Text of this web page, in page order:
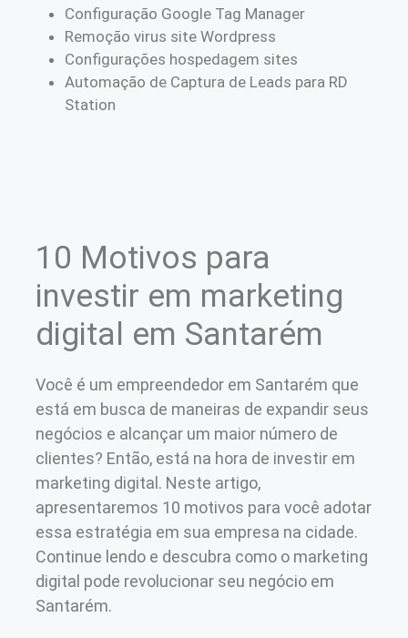
Configuração Google Tag Manager
Remoção virus site Wordpress
Configurações hospedagem sites
Automação de Captura de Leads para RD
Station
10 Motivos para
investir em marketing
digital em Santarém
Você é um empreendedor em Santarém que
está em busca de maneiras de expandir seus
negócios e alcançar um maior número de
clientes? Então, está na hora de investir em
marketing digital. Neste artigo,
apresentaremos 10 motivos para você adotar
essa estratégia em sua empresa na cidade.
Continue lendo e descubra como o marketing
digital pode revolucionar seu negócio em
Santarém.